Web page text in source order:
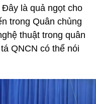
là quả ngọt cho
trong Quân chủng
thuật trong quân
QNCN có thể nói